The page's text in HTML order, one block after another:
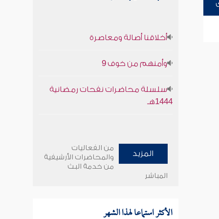
أخلاقنا أصالة ومعاصرة
وأمنهم من خوف 9
سلسلة محاضرات نفحات رمضانية
1444هـ
المزيد
من الفعاليات
والمحاضرات الأرشيفية
من خدمة البث
المباشر
الأكثر استماعا لهذا الشهر